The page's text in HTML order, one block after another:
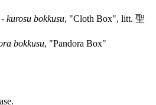
- kurosu bokkusu, "Cloth Box", litt. 聖
bokkusu, "Pandora Box"